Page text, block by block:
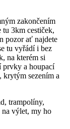
zakončením
tu 3km cestiček,
pozor ať najdete
tu vyřádí i bez
na kterém si
prvky a houpací
krytým sezením a
trampolíny,
na výlet, my ho